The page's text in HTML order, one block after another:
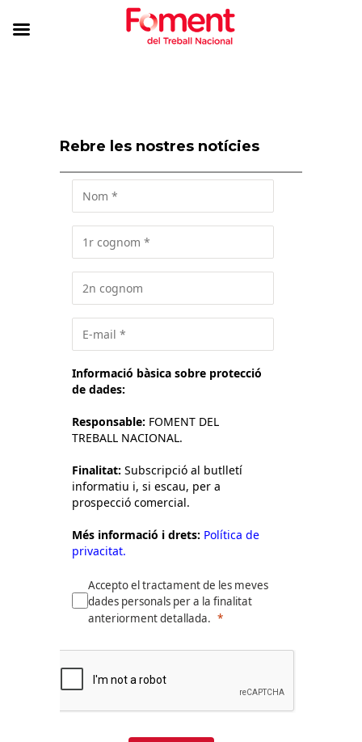
Rebre les nostres notícies
Informació bàsica sobre protecció
de dades:
Responsable: FOMENT DEL
TREBALL NACIONAL.
Finalitat: Subscripció al butlletí
informatiu i, si escau, per a
prospecció comercial.
Més informació i drets: Política de
privacitat.
Accepto el tractament de les meves
dades personals per a la finalitat
anteriorment detallada.